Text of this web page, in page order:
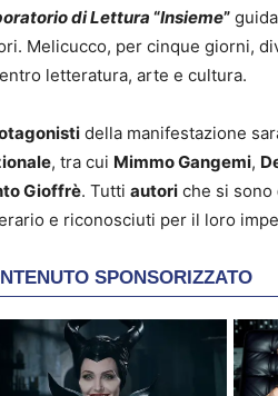
di Lettura “Insieme”
Melicucco, per cinque giorni,
letteratura, arte e cultura.
della manifestazione
, tra cui Mimmo Gangemi,
Gioffrè. Tutti autori che si sono
e riconosciuti per il loro